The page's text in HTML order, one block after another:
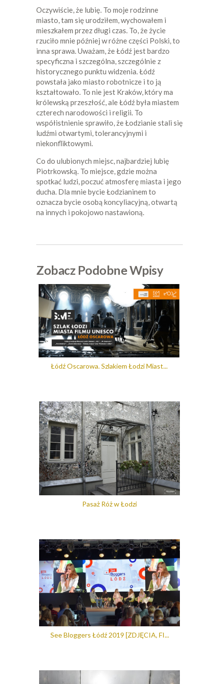
Oczywiście, że lubię. To moje rodzinne
miasto, tam się urodziłem, wychowałem i
mieszkałem przez długi czas. To, że życie
rzuciło mnie później w różne części Polski, to
inna sprawa. Uważam, że Łódź jest bardzo
specyficzna i szczególna, szczególnie z
historycznego punktu widzenia. Łódź
powstała jako miasto robotnicze i to ją
kształtowało. To nie jest Kraków, który ma
królewską przeszłość, ale Łódź była miastem
czterech narodowości i religii. To
współistnienie sprawiło, że Łodzianie stali się
ludźmi otwartymi, tolerancyjnymi i
niekonfliktowymi.
Co do ulubionych miejsc, najbardziej lubię
Piotrkowską. To miejsce, gdzie można
spotkać ludzi, poczuć atmosferę miasta i jego
ducha. Dla mnie bycie Łodzianinem to
oznacza bycie osobą koncyliacyjną, otwartą
na innych i pokojowo nastawioną.
Zobacz Podobne Wpisy
Łódź Oscarowa. Szlakiem Łodzi Miast...
Pasaż Róż w Łodzi
See Bloggers Łódź 2019 [ZDJĘCIA, FI...